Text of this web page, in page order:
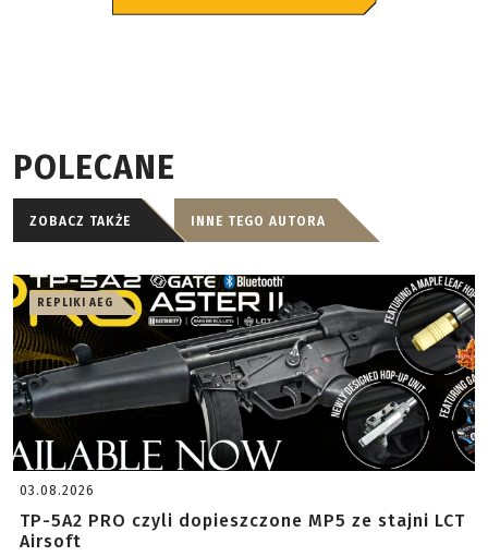
POLECANE
ZOBACZ TAKŻE INNE TEGO AUTORA
REPLIKI AEG
03.08.2026
TP-5A2 PRO czyli dopieszczone MP5 ze stajni LCT
Airsoft